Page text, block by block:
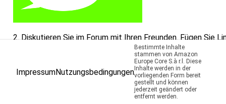
2. Diskutieren Sie im Forum mit Ihren Freunden. Fügen Sie
ImpressumNutzungsbedingungen
Bestimmte Inhalte
stammen von Amazon
Europe Core S.à r.l. Diese
Inhalte werden in der
vorliegenden Form bereit
gestellt und können
jederzeit geändert oder
entfernt werden.